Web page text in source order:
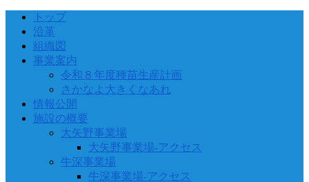
トップ
沿革
組織図
事業案内
令和８年度種苗生産計画
さかなよ大きくなあれ
情報公開
施設の概要
大矢野事業場
大矢野事業場-アクセス
牛深事業場
牛深事業場-アクセス